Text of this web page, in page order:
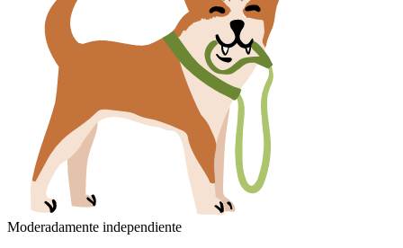
Moderadamente independiente